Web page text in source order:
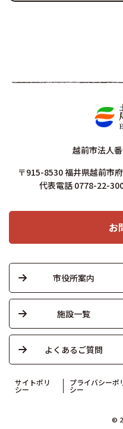
越前市法人
〒915-8530 福井県越前市
代表電話 0778-22-
お
市役所案内
施設一覧
よくあるご質問
サイトポリ
シー
プライバシーポ
シー
©